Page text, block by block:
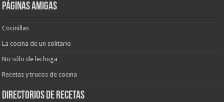
Páginas amigas
Cocinillas
La cocina de un solitario
No sólo de lechuga
Recetas y trucos de cocina
Directorios de recetas